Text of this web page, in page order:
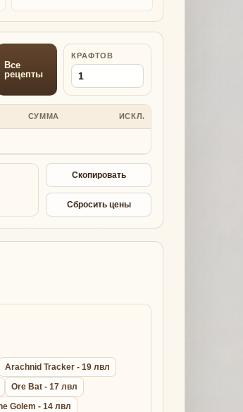
Все
рецепты
КРАФТОВ
СУММА ИСКЛ.
Скопировать
Сбросить цены
Arachnid Tracker - 19 лвл
Ore Bat - 17 лвл
Golem - 14 лвл